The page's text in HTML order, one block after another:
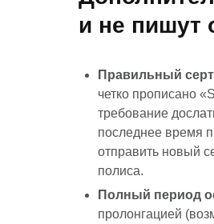
и не пишут
Правильный
четко прописано
требование
последнее время
отправить новый
полиса.
Полный период
пролонгацией